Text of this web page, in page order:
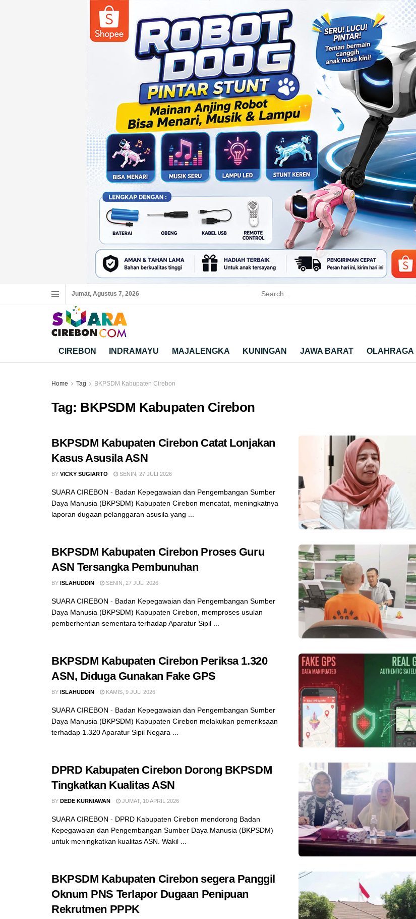
Jumat, Agustus 7, 2026
CIREBON INDRAMAYU MAJALENGKA KUNINGAN JAWA BARAT OLAHRAGA
Home Tag BKPSDM Kabupaten Cirebon
Tag: BKPSDM Kabupaten Cirebon
BKPSDM Kabupaten Cirebon Catat Lonjakan
Kasus Asusila ASN
BY VICKY SUGIARTO SENIN, 27 JULI 2026
SUARA CIREBON - Badan Kepegawaian dan Pengembangan Sumber
Daya Manusia (BKPSDM) Kabupaten Cirebon mencatat, meningkatnya
laporan dugaan pelanggaran asusila yang ...
BKPSDM Kabupaten Cirebon Proses Guru
ASN Tersangka Pembunuhan
BY ISLAHUDDIN SENIN, 27 JULI 2026
SUARA CIREBON - Badan Kepegawaian dan Pengembangan Sumber
Daya Manusia (BKPSDM) Kabupaten Cirebon, memproses usulan
pemberhentian sementara terhadap Aparatur Sipil ...
BKPSDM Kabupaten Cirebon Periksa 1.320
ASN, Diduga Gunakan Fake GPS
BY ISLAHUDDIN KAMIS, 9 JULI 2026
SUARA CIREBON - Badan Kepegawaian dan Pengembangan Sumber
Daya Manusia (BKPSDM) Kabupaten Cirebon melakukan pemeriksaan
terhadap 1.320 Aparatur Sipil Negara ...
DPRD Kabupaten Cirebon Dorong BKPSDM
Tingkatkan Kualitas ASN
BY DEDE KURNIAWAN JUMAT, 10 APRIL 2026
SUARA CIREBON - DPRD Kabupaten Cirebon mendorong Badan
Kepegawaian dan Pengembangan Sumber Daya Manusia (BKPSDM)
untuk meningkatkan kualitas ASN. Wakil ...
BKPSDM Kabupaten Cirebon segera Panggil
Oknum PNS Terlapor Dugaan Penipuan
Rekrutmen PPPK